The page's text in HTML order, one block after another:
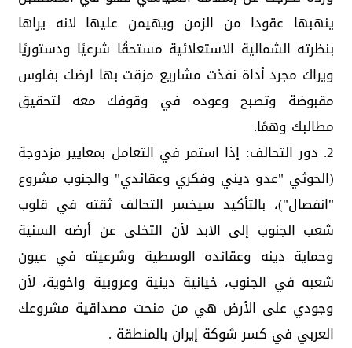
ينهبها عقودا من الزمن ويهيمن عليها لانه يراها
بنظرته الشمالية الاستعلائية مستحقًا شرعيًا ودستوريًا
ويراك مجرد أداة نفذت مشاريع مزقت بها ارضك بفلوس
مقبوضة وتصبح وعوده في وقوفك معه لتحقيق
مطالبك وهمًا.
2. دور التحالف: إذا استمر في التعامل بمعايير مزدوجة
(الحوثي "عدو ديني وفكري وعقائدي" والجنوب مشروع
"انفصال")، بالتأكيد سيخسر التحالف ثقته في قلوب
شعب الجنوب إلى الابد لأن التخلى عن أرضه السنية
وحماية دينه وعقائده الوسطية وشرعيته في عيون
شعبه في الجنوب، خيانية دينية وعروبية واخوية، لأن
وجودي على الأرض هي من منحت مصداقية مشروعك
العربي في كسر شوكة إيران بالمنطقة .